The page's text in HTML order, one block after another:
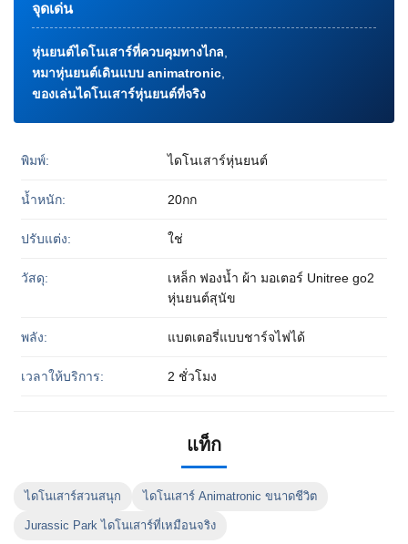
จุดเด่น
หุ่นยนต์ไดโนเสาร์ที่ควบคุมทางไกล
หมาหุ่นยนต์เดินแบบ animatronic
ของเล่นไดโนเสาร์หุ่นยนต์ที่จริง
พิมพ์: ไดโนเสาร์หุ่นยนต์
น้ำหนัก: 20กก
ปรับแต่ง: ใช่
วัสดุ:
เหล็ก ฟองน้ำ ผ้า มอเตอร์ Unitree go2
หุ่นยนต์สุนัข
พลัง: แบตเตอรี่แบบชาร์จไฟได้
เวลาให้บริการ: 2 ชั่วโมง
แท็ก
ไดโนเสาร์สวนสนุก ไดโนเสาร์ Animatronic ขนาดชีวิต
Jurassic Park ไดโนเสาร์ที่เหมือนจริง